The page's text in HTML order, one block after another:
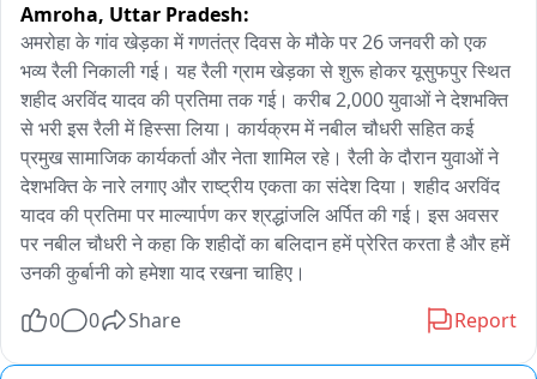
Amroha, Uttar Pradesh:
अमरोहा के गांव खेड़का में गणतंत्र दिवस के मौके पर 26 जनवरी को एक
भव्य रैली निकाली गई। यह रैली ग्राम खेड़का से शुरू होकर यूसुफपुर स्थित
शहीद अरविंद यादव की प्रतिमा तक गई। करीब 2,000 युवाओं ने देशभक्ति
से भरी इस रैली में हिस्सा लिया। कार्यक्रम में नबील चौधरी सहित कई
प्रमुख सामाजिक कार्यकर्ता और नेता शामिल रहे। रैली के दौरान युवाओं ने
देशभक्ति के नारे लगाए और राष्ट्रीय एकता का संदेश दिया। शहीद अरविंद
यादव की प्रतिमा पर माल्यार्पण कर श्रद्धांजलि अर्पित की गई। इस अवसर
पर नबील चौधरी ने कहा कि शहीदों का बलिदान हमें प्रेरित करता है और हमें
उनकी कुर्बानी को हमेशा याद रखना चाहिए।
0
0 Share Report